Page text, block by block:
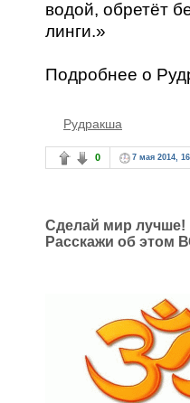
водой, обретёт
линги.»
Подробнее о
Рудракша
0 7 мая 2014,
Сделай мир лучше!
Расскажи об этом